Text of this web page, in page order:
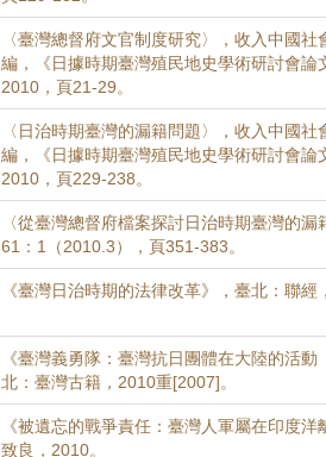
〈臺灣總督府文官制度研究〉，收入中國
編，《日據時期臺灣殖民地史學術研討會論
2010，頁21-29。
〈日治時期臺灣的漏籍問題〉，收入中國
編，《日據時期臺灣殖民地史學術研討會論
2010，頁229-238。
〈從臺灣總督府檔案探討日治時期臺灣的漏
61：1（2010.3），頁351-383。
《臺灣日治時期的法律改革》，臺北：聯經
《臺灣義勇隊：臺灣抗日團體在大陸的活
北：臺灣古籍，2010重[2007]。
《被遺忘的戰爭責任：臺灣人軍屬在印度洋
致良，2010。